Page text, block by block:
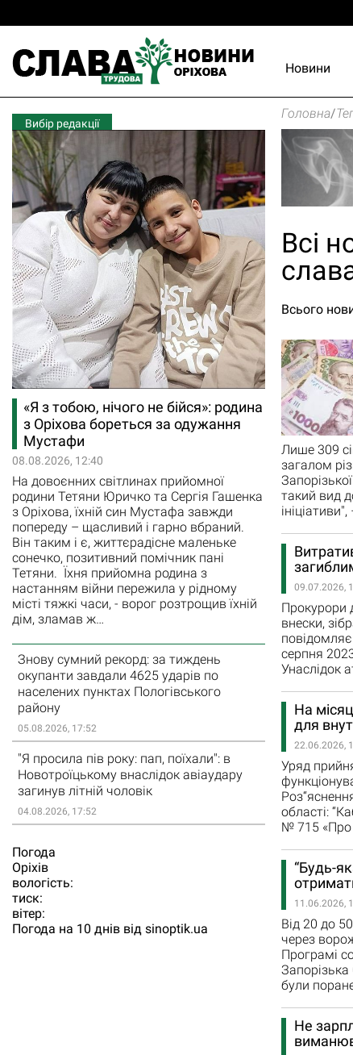
Новини
Вибір редакції
«Я з тобою, нічого не бійся»: родина
з Оріхова бореться за одужання
Мустафи
08.08.2026, 12:40
На довоєнних світлинах прийомної
родини Тетяни Юричко та Сергія Гашенка
з Оріхова, їхній син Мустафа завжди
попереду – щасливий і гарно вбраний.
Він таким і є, життєрадісне маленьке
сонечко, позитивний помічник пані
Тетяни. Їхня прийомна родина з
настанням війни пережила у рідному
місті тяжкі часи, - ворог розтрощив їхній
дім, зламав ж…
Знову сумний рекорд: за тиждень
окупанти завдали 4625 ударів по
населених пунктах Пологівського
району
05.08.2026, 17:52
"Я просила пів року: пап, поїхали": в
Новотроїцькому внаслідок авіаудару
загинув літній чоловік
04.08.2026, 17:52
Погода
Орiхiв
вологість:
тиск:
вітер:
Погода на 10 днів від sinoptik.ua
Головна/
Всі
Всього
Лише 309
загалом
такий вид
09.07.2026,
Прокурори
внески,
повідомляє
серпня
Унаслідок
На
для
22.06.2026,
Уряд
області:
№ 715 «Про
“Будь-
11.06.2026,
Від 20 до
через
Програмі
Запорізька
були
Не